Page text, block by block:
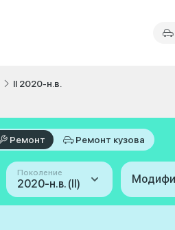
II 2020-н.в.
Ремонт Ремонт кузова
Поколение
2020-н.в. (II)